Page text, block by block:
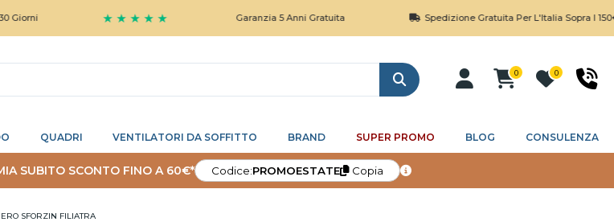
★ ★ ★ ★ ★ Garanzia 5 Anni Gratuita Spedizione Gratuita Per L'Italia Sopra I 150€
Cerca
0 0
QUADRI VENTILATORI DA SOFFITTO BRAND SUPER PROMO BLOG CONSULENZA
SUBITO SCONTO FINO A 60€* Codice:PROMOESTATE Copia
SFORZIN FILIATRA